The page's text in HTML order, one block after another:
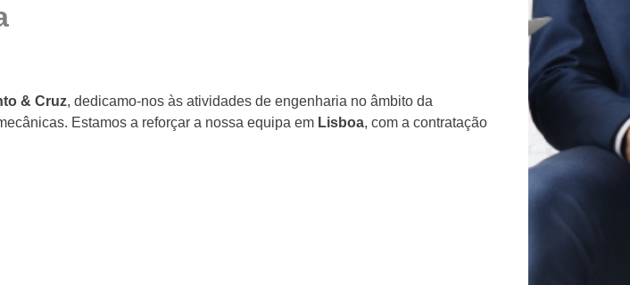
& Cruz, dedicamo-nos às atividades de engenharia no âmbito da
Estamos a reforçar a nossa equipa em Lisboa, com a contratação